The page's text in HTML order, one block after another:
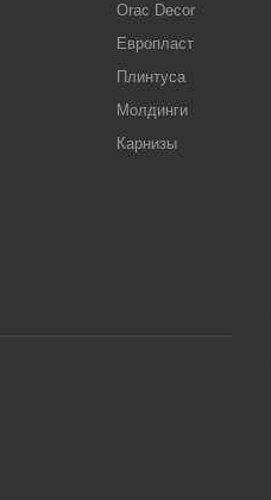
Orac Decor
Европласт
Плинтуса
Молдинги
Карнизы